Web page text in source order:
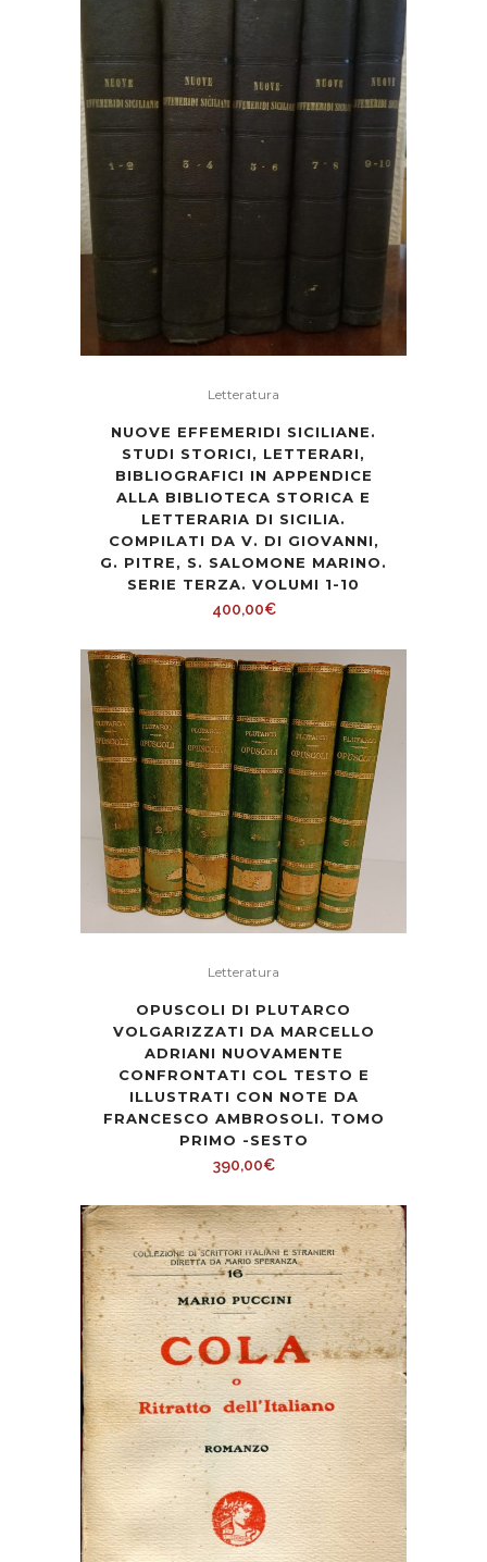
Letteratura
NUOVE EFFEMERIDI SICILIANE.
STUDI STORICI, LETTERARI,
BIBLIOGRAFICI IN APPENDICE
ALLA BIBLIOTECA STORICA E
LETTERARIA DI SICILIA.
COMPILATI DA V. DI GIOVANNI,
G. PITRE, S. SALOMONE MARINO.
SERIE TERZA. VOLUMI 1-10
400,00€
Letteratura
OPUSCOLI DI PLUTARCO
VOLGARIZZATI DA MARCELLO
ADRIANI NUOVAMENTE
CONFRONTATI COL TESTO E
ILLUSTRATI CON NOTE DA
FRANCESCO AMBROSOLI. TOMO
PRIMO -SESTO
390,00€